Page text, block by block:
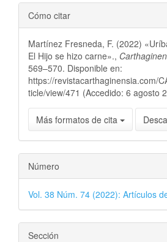
Cómo citar
Martínez Fresneda, F. (2022)
El Hijo se hizo carne».,
569–570. Disponible en:
https://revistacarthaginensia.com/
ticle/view/471 (Accedido: 6 agosto
Más formatos de cita
Número
Vol. 38 Núm. 74 (2022): Artículos
Sección